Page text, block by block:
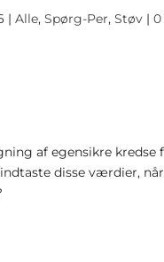
|Alle,Spørg-Per,Støv |0
af egensikre
disse værdier,